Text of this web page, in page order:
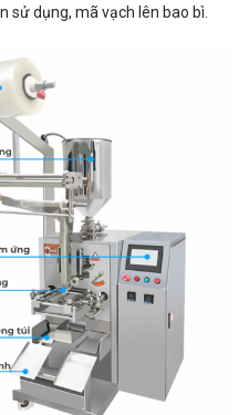
sử dụng, mã vạch lên bao bì.